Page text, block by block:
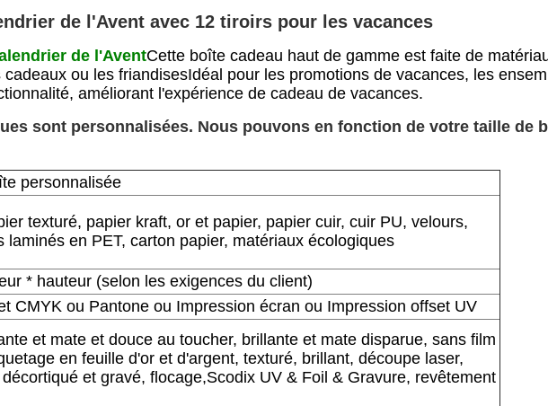
de l'Avent avec 12 tiroirs pour les vacances
de l'AventCette boîte cadeau haut de gamme est faite de
ou les friandisesIdéal pour les promotions de vacances, les
améliorant l'expérience de cadeau de vacances.
sont personnalisées. Nous pouvons en fonction de votre taille de
personnalisée
texturé, papier kraft, or et papier, papier cuir, cuir PU, velours,
laminés en PET, carton papier, matériaux écologiques
* hauteur (selon les exigences du client)
CMYK ou Pantone ou Impression écran ou Impression offset UV
et mate et douce au toucher, brillante et mate disparue, sans film
en feuille d'or et d'argent, texturé, brillant, découpe laser,
et gravé, flocage,Scodix UV & Foil & Gravure, revêtement